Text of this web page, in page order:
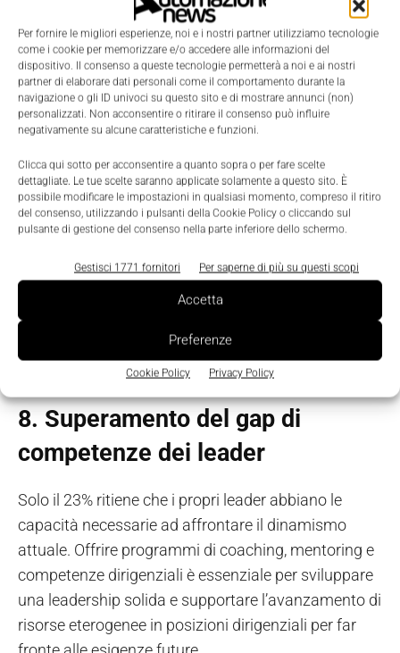
Per fornire le migliori esperienze, noi e i nostri partner utilizziamo tecnologie
come i cookie per memorizzare e/o accedere alle informazioni del
dispositivo. Il consenso a queste tecnologie permetterà a noi e ai nostri
partner di elaborare dati personali come il comportamento durante la
navigazione o gli ID univoci su questo sito e di mostrare annunci (non)
personalizzati. Non acconsentire o ritirare il consenso può influire
negativamente su alcune caratteristiche e funzioni.
Clicca qui sotto per acconsentire a quanto sopra o per fare scelte
dettagliate. Le tue scelte saranno applicate solamente a questo sito. È
possibile modificare le impostazioni in qualsiasi momento, compreso il ritiro
del consenso, utilizzando i pulsanti della Cookie Policy o cliccando sul
pulsante di gestione del consenso nella parte inferiore dello schermo.
Gestisci 1771 fornitori Per saperne di più su questi scopi
Accetta
Preferenze
Cookie Policy Privacy Policy
7.Focus sul reskilling per creare
nuovo valore
Per rimanere competitive le aziende danno priorità
al reskilling della forza lavoro, soprattutto in materia
di AI, e si focalizzano sulle competenze, piuttosto
che sui ruoli professionali, fornendo ai lavoratori gli
strumenti per adattarsi e dare il meglio.Il potenziale
di apprendimento è uno dei fattori più importanti
nelle assunzioni di qualsiasi ruolo, mentre le soft
skill, come
si cercano soprattutto nella selezione dei
talenti senior.
8. Superamento del gap di
competenze dei leader
Solo il 23% ritiene che i propri leader abbiano le
capacità necessarie ad affrontare il dinamismo
attuale. Offrire programmi di coaching, mentoring e
competenze dirigenziali è essenziale per sviluppare
una leadership solida e supportare l’avanzamento di
risorse eterogenee in posizioni dirigenziali per far